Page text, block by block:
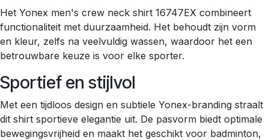
Het Yonex men's crew neck shirt 16747EX combineert
functionaliteit met duurzaamheid. Het behoudt zijn vorm
en kleur, zelfs na veelvuldig wassen, waardoor het een
betrouwbare keuze is voor elke sporter.
Sportief en stijlvol
Met een tijdloos design en subtiele Yonex-branding straalt
dit shirt sportieve elegantie uit. De pasvorm biedt optimale
bewegingsvrijheid en maakt het geschikt voor badminton,